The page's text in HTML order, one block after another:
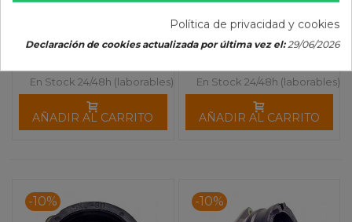
18,45 €
En Stock 24/48h (laborables)
AÑADIR AL CARRITO
32,32 €
En Stock 24/48h (laborables)
AÑADIR AL CARRITO
-10% -10%
Política de privacidad y cookies
Declaración de cookies actualizada por última vez el:29/06/2026